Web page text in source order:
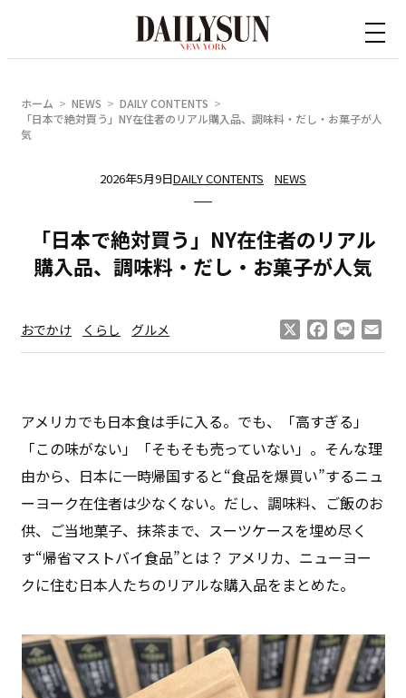
ホーム NEWS
DAILY CONTENTS
「日本で絶対買う」NY在住者のリアル購入品、調味料・だし・お菓子が人
気
2026年5月9日DAILY CONTENTS NEWS
「日本で絶対買う」NY在住者のリアル
購入品、調味料・だし・お菓子が人気
おでかけ くらし グルメ Facebook
Line
アメリカでも日本食は手に入る。でも、「高すぎる」
「この味がない」「そもそも売っていない」。そんな理
由から、日本に一時帰国すると“食品を爆買い”するニュ
ーヨーク在住者は少なくない。だし、調味料、ご飯のお
供、ご当地菓子、抹茶まで、スーツケースを埋め尽く
す“帰省マストバイ食品”とは？ アメリカ、ニューヨー
クに住む日本人たちのリアルな購入品をまとめた。